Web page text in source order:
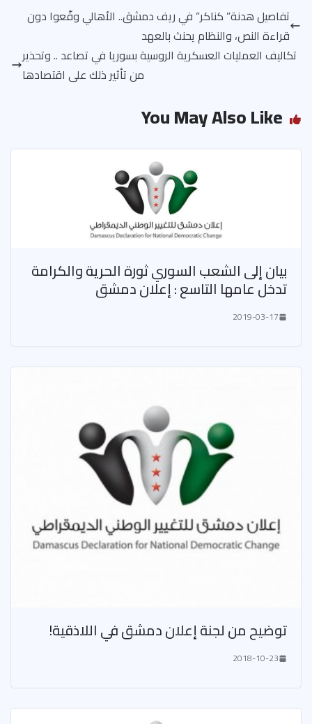
تفاصيل هدنة” كناكر” في ريف دمشق.. الأهالي وقّعوا دون
قراءة النص، والنظام يحنث بالعهد
تكاليف العمليات العسكرية الروسية بسوريا في تصاعد .. وتحذير
من تأثير ذلك على اقتصادها
You May Also Like
بيان إلى الشعب السوري ثورة الحرية والكرامة
تدخل عامها التاسع : إعلان دمشق
2019-03-17
توضيح من لجنة إعلان دمشق في اللاذقية!
2018-10-23